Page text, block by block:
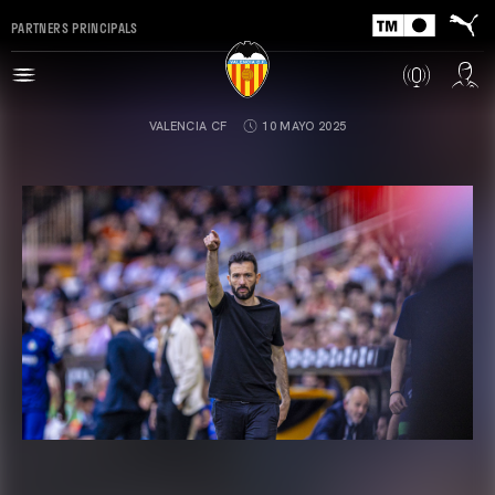
PARTNERS PRINCIPALS
VALENCIA CF 10 MAYO 2025